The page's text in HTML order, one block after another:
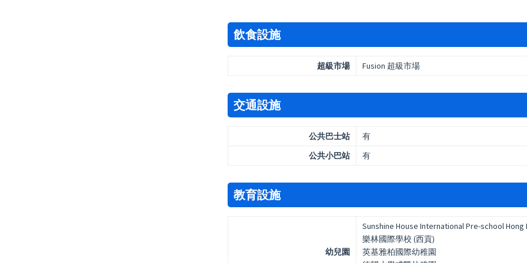
飲食設施
超級市場 Fusion 超級市場
交通設施
公共巴士站
有
公共小巴站
有
教育設施
幼兒園
Sunshine House International Pre-school Hong
樂林國際學校 (西貢)
英基雅柏國際幼稚園